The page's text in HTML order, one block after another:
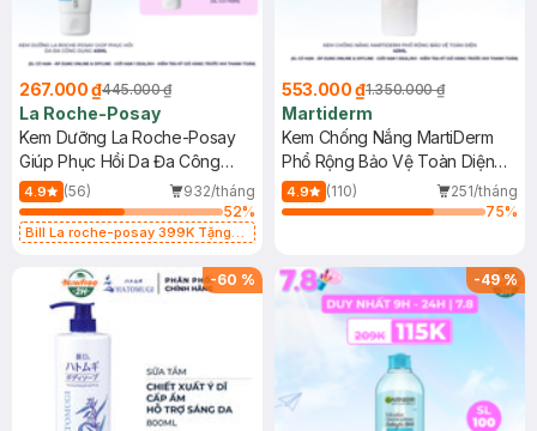
267.000 ₫445.000 ₫
La Roche-Posay
Kem Dưỡng La Roche-Posay
Giúp Phục Hồi Da Đa Công
Dụng 40ml
4.9 (56)
932/tháng
52%
Bill La roche-posay 399K Tặng
(SL có hạn)
553.000 ₫1.350.000 ₫
Martiderm
Kem Chống Nắng MartiDerm
Phổ Rộng Bảo Vệ Toàn Diện
40ml
4.9 (110)
251/tháng
75%
-60 % -49%